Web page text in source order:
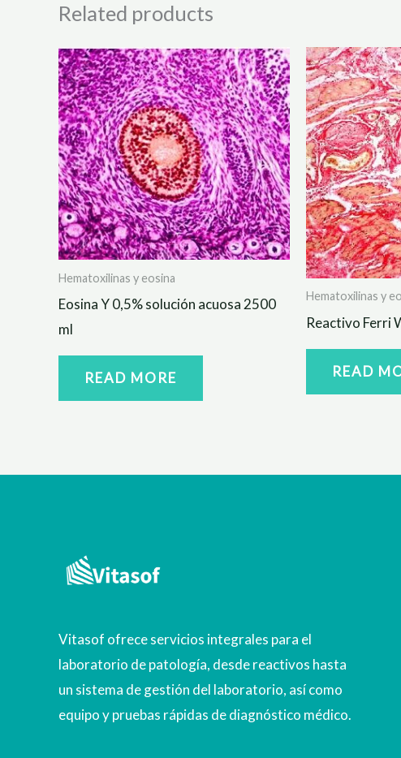
Related products
Hematoxilinas y eosina
Eosina Y 0,5% solución acuosa 2500
ml
READ MORE
Hematoxilinas y
Reactivo Ferri
READ
Vitasof ofrece servicios integrales para el
laboratorio de patología, desde reactivos hasta
un sistema de gestión del laboratorio, así como
equipo y pruebas rápidas de diagnóstico médico.